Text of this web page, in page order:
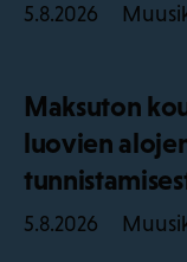
5.8.2026
Maksuton
luovien
5.8.2026